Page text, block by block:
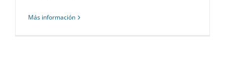
Más información